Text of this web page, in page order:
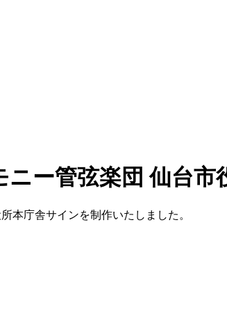
ー管弦楽団 仙台市
本庁舎サインを制作いたしました。